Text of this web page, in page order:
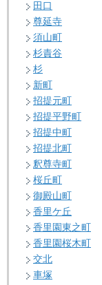
田口
尊延寺
須山町
杉責谷
杉
新町
招提元町
招提平野町
招提中町
招提北町
釈尊寺町
桜丘町
御殿山町
香里ケ丘
香里園東之町
香里園桜木町
交北
車塚